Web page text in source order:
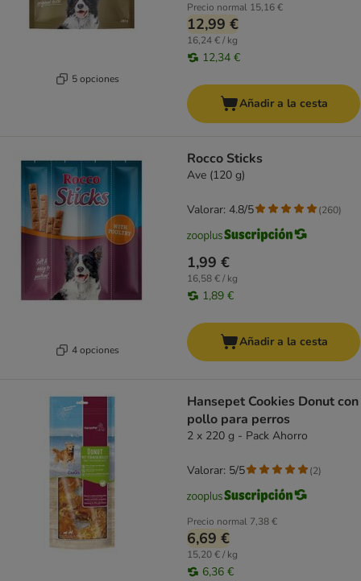
5 opciones
Precio normal 15,16 €
12,99 €
16,24 € / kg
12,34 €
Añadir a la cesta
4 opciones
Rocco Sticks
Ave (120 g)
1,99 €
16,58 € / kg
1,89 €
Valorar: 4.8/5 (260)
Añadir a la cesta
Hansepet Cookies Donut con
pollo para perros
2 x 220 g - Pack Ahorro
Precio normal 7,38 €
6,69 €
15,20 € / kg
6,36 €
Valorar: 5/5 (2)